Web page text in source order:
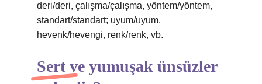
deri/deri, çalışma/çalışma, yöntem/yöntem,
standart/standart; uyum/uyum,
hevenk/hevengi, renk/renk, vb.
Sert ve yumuşak ünsüzler